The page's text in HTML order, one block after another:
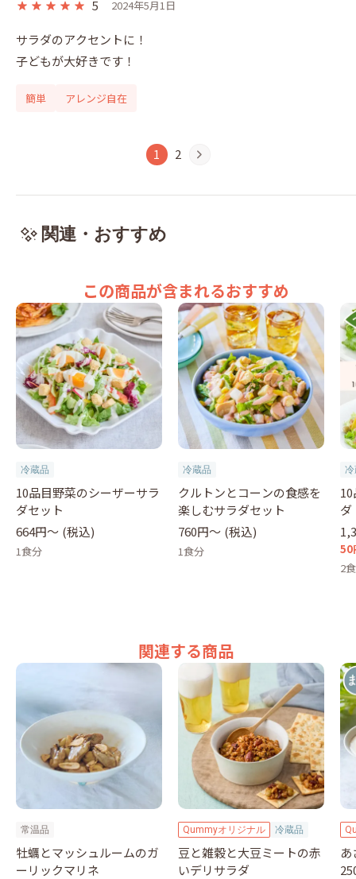
5 2024年5月1日
サラダのアクセントに！
子どもが大好きです！
簡単 アレンジ自在
1 2
関連・おすすめ
この商品が含まれるおすすめ
冷蔵品
10品目野菜のシーザーサラ
ダセット
664円〜 (税込)
1食分
冷蔵品
クルトンとコーンの食感を
楽しむサラダセット
760円〜 (税込)
1食分
ダ
50
2
関連する商品
常温品
牡蠣とマッシュルームのガ
ーリックマリネ
Qummyオリジナル 冷蔵品
豆と雑穀と大豆ミートの赤
いデリサラダ